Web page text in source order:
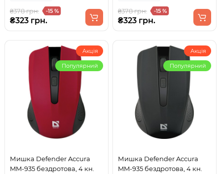
₴378 грн. -15 %
₴323 грн.
₴378 грн. -15 %
₴323 грн.
Акція
Популярний
Мишка Defender Accura
MM-935 бездротова, 4 кн.
Акція
Популярний
Мишка Defender Accura
MM-935 бездротова, 4 кн.